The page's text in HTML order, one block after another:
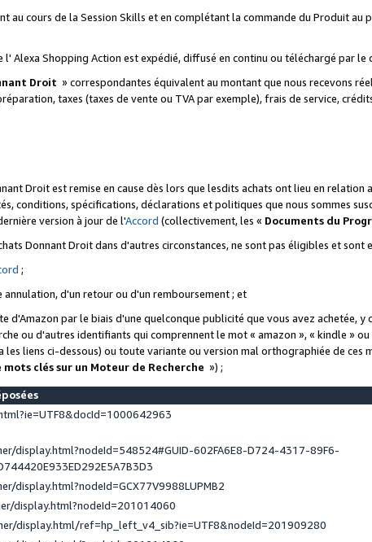
cours de la Session Skills et en complétant la commande du Produit au
Shopping Action est expédié, diffusé en continu ou téléchargé par le
Droit » correspondantes équivalent au montant que nous recevons
taxes (taxes de vente ou TVA par exemple), frais de service,
Droit est remise en cause dès lors que lesdits achats ont lieu en relation
conditions, spécifications, déclarations et politiques que nous sommes
version à jour de l'Accord (collectivement, les « Documents du
Donnant Droit dans d'autres circonstances, ne sont pas éligibles et sont
;
d'un retour ou d'un remboursement ; et
d'Amazon par le biais d'une quelconque publicité que vous avez achetée,
ou d'autres identifiants qui comprennent le mot « amazon », « kindle »
les liens ci-dessous) ou toute variante ou version mal orthographiée de ces
clés sur un Moteur de Recherche ») ;
display.html?nodeId=548524#GUID-602FA6E8-D724-4317-89F6-
display.html?nodeId=GCX77V9988LUPMB2
display.html?nodeId=201014060
display.html/ref=hp_left_v4_sib?ie=UTF8&nodeId=201909280